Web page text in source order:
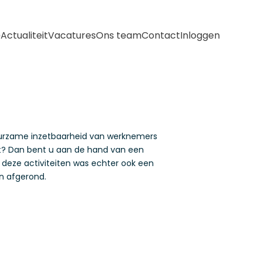
ActualiteitVacaturesOns teamContactInloggen
inzetbaarheid van werknemers
Dan bent u aan de hand van een
activiteiten was echter ook een
afgerond.